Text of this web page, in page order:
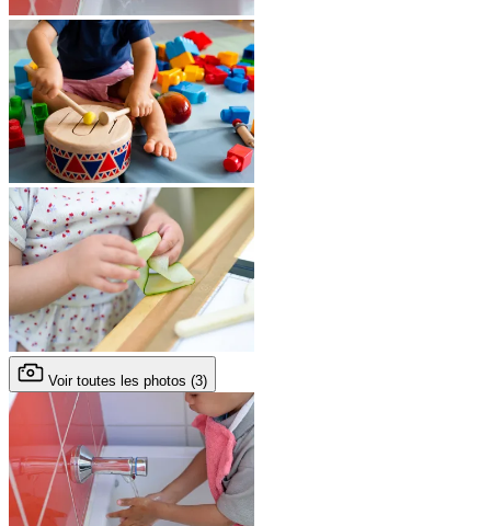
Voir toutes les photos (3)